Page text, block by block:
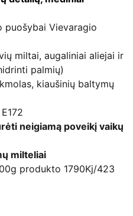
puošybai Vievaragio
miltai, augaliniai aliejai ir
palmių)
kiaušinių baltymų
neigiamą poveikį vaikų
milteliai
produkto 1790Kj/423